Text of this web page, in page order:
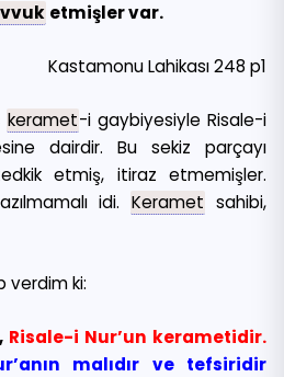
etmişler var.
Kastamonu Lahikası 248 p1
keramet-i gaybiyesiyle Risale-i
dairdir. Bu sekiz parçayı
etmiş, itiraz etmemişler.
idi. Keramet sahibi,
verdim ki:
Risale-i Nur’un kerametidir.
malıdır ve tefsiridir